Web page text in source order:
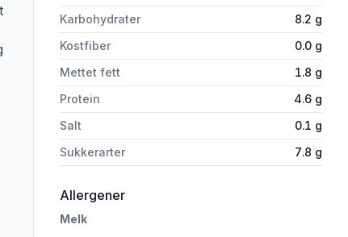
Karbohydrater
8.2 g
Kostfiber
0.0 g
Mettet fett
1.8 g
Protein
4.6 g
Salt
0.1 g
Sukkerarter
7.8 g
Allergeneri 'Frokostyoghurt Melon/Pasjon
Melk